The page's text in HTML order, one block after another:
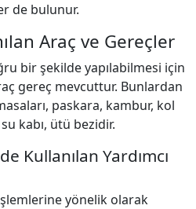
de bulunur.
Araç ve Gereçler
bir şekilde yapılabilmesi için
gereç mevcuttur. Bunlardan
paskara, kambur, kol
kabı, ütü bezidir.
Kullanılan Yardımcı
yönelik olarak